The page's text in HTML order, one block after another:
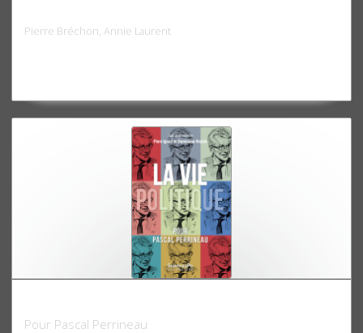
Pierre Bréchon, Annie Laurent
Pour Pascal Perrineau